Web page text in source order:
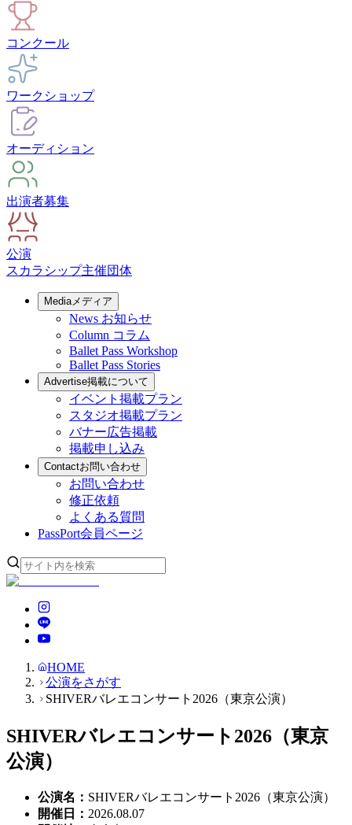
コンクール
ワークショップ
オーディション
出演者募集
公演
スカラシップ主催団体
Mediaメディア
News お知らせ
Column コラム
Ballet Pass Workshop
Ballet Pass Stories
Advertise掲載について
イベント掲載プラン
スタジオ掲載プラン
バナー広告掲載
掲載申し込み
Contactお問い合わせ
お問い合わせ
修正依頼
よくある質問
PassPort会員ページ
HOME
公演をさがす
SHIVERバレエコンサート2026（東京公演）
SHIVERバレエコンサート2026（東京
公演）
公演名 ： SHIVERバレエコンサート2026（東京公演）
開催日
： 2026.08.07